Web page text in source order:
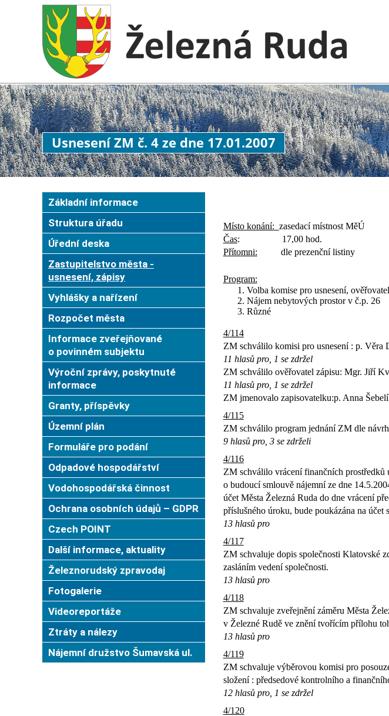
Usnesení ZM č. 4 ze dne 17.01.2007
Základní informace
Struktura úřadu
Úřední deska
Zastupitelstvo města -
usnesení, zápisy
Vyhlášky a nařízení
Rozpočet města
Informace zveřejňované
o povinném subjektu
Výroční zprávy, poskytnuté
informace
Granty, příspěvky
Územní plán
Formuláře pro podání
Odpadové hospodářství
Vodohospodářská činnost
Ochrana osobních údajů – GDPR
Czech POINT
Další informace, aktuality
Železnorudský zpravodaj
Fotogalerie
Videoreportáže
Ztráty a nálezy
Nájemní družstvo Šumavská ul.
Místo konání: zasedací místnost MěÚ
Čas:
17,00 hod.
Přítomni:
dle prezenční listiny
Program:
Volba komise pro usnesení,
Nájem nebytových prostor v č.p. 26
Různé
4/114
ZM schválilo komisi pro usnesení : p. Věra
11 hlasů pro, 1 se zdržel
ZM schválilo ověřovatel zápisu: Mgr. Jiří
11 hlasů pro, 1 se zdržel
ZM jmenovalo zapisovatelku:p. Anna
4/115
ZM schválilo program jednání ZM dle
9 hlasů pro, 3 se zdrželi
4/116
ZM schválilo vrácení finančních prostředků
o budoucí smlouvě nájemní ze dne
účet Města Železná Ruda do dne vrácení
příslušného úroku, bude poukázána na
13 hlasů pro
4/117
ZM schvaluje dopis společnosti Klatovské
zasláním vedení společnosti.
13 hlasů pro
4/118
ZM schvaluje zveřejnění záměru Města
v Železné Rudě ve znění tvořícím přílohu
13 hlasů pro
4/119
ZM schvaluje výběrovou komisi pro
složení : předsedové kontrolního a
12 hlasů pro, 1 se zdržel
4/120